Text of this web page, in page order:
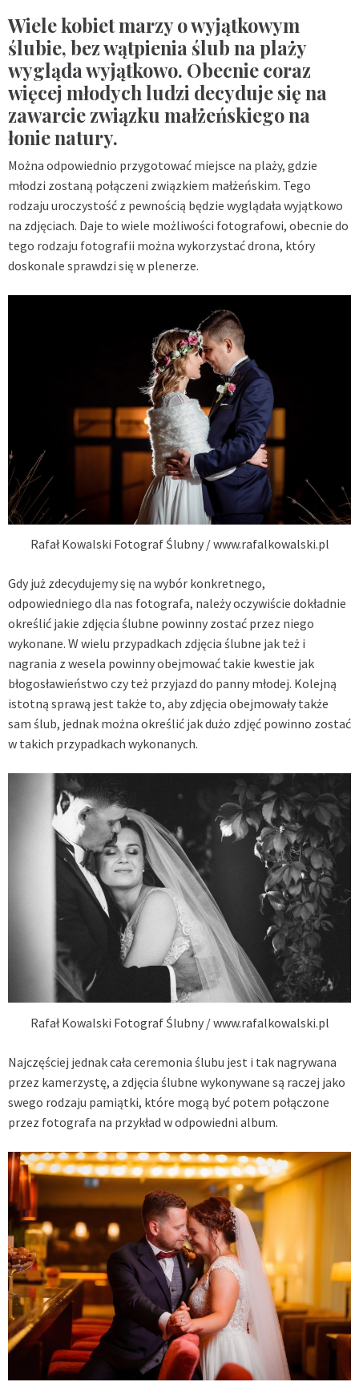
Wiele kobiet marzy o wyjątkowym
ślubie, bez wątpienia ślub na plaży
wygląda wyjątkowo. Obecnie coraz
więcej młodych ludzi decyduje się na
zawarcie związku małżeńskiego na
łonie natury.
Można odpowiednio przygotować miejsce na plaży, gdzie
młodzi zostaną połączeni związkiem małżeńskim. Tego
rodzaju uroczystość z pewnością będzie wyglądała wyjątkowo
na zdjęciach. Daje to wiele możliwości fotografowi, obecnie do
tego rodzaju fotografii można wykorzystać drona, który
doskonale sprawdzi się w plenerze.
Rafał Kowalski Fotograf Ślubny / www.rafalkowalski.pl
Gdy już zdecydujemy się na wybór konkretnego,
odpowiedniego dla nas fotografa, należy oczywiście dokładnie
określić jakie zdjęcia ślubne powinny zostać przez niego
wykonane. W wielu przypadkach zdjęcia ślubne jak też i
nagrania z wesela powinny obejmować takie kwestie jak
błogosławieństwo czy też przyjazd do panny młodej. Kolejną
istotną sprawą jest także to, aby zdjęcia obejmowały także
sam ślub, jednak można określić jak dużo zdjęć powinno zostać
w takich przypadkach wykonanych.
Rafał Kowalski Fotograf Ślubny / www.rafalkowalski.pl
Najczęściej jednak cała ceremonia ślubu jest i tak nagrywana
przez kamerzystę, a zdjęcia ślubne wykonywane są raczej jako
swego rodzaju pamiątki, które mogą być potem połączone
przez fotografa na przykład w odpowiedni album.